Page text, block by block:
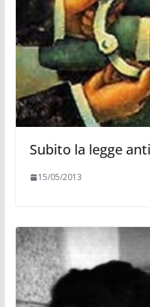
Subito la legge
15/05/2013